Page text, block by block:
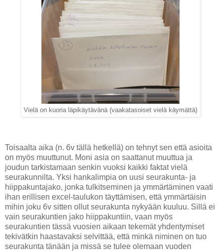
Vielä on kuoria läpikäytävänä (vaakatasoiset vielä käymättä)
Toisaalta aika (n. 6v tällä hetkellä) on tehnyt sen että asioita
on myös muuttunut. Moni asia on saattanut muuttua ja
joudun tarkistamaan senkin vuoksi kaikki faktat vielä
seurakunnilta. Yksi hankalimpia on uusi seurakunta- ja
hiippakuntajako, jonka tulkitseminen ja ymmärtäminen vaati
ihan erillisen excel-taulukon täyttämisen, että ymmärtäisin
mihin joku 6v sitten ollut seurakunta nykyään kuuluu. Sillä ei
vain seurakuntien jako hiippakuntiin, vaan myös
seurakuntien tässä vuosien aikaan tekemät yhdentymiset
tekivätkin haastavaksi selvittää, että minkä niminen on tuo
seurakunta tänään ja missä se tulee olemaan vuoden